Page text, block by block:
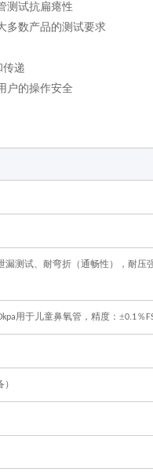
测试抗扁瘪性
多数产品的测试要求
传递
户的操作安全
漏测试、 耐弯折（通畅性）， 耐压
用于儿童鼻氧管 ， 精度：±0.1％